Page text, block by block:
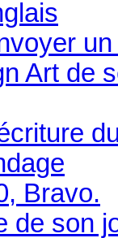
Art de
Bravo.
de son